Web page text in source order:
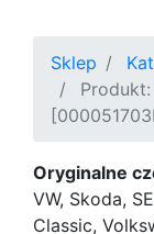
Sklep
Oryginalne
VW, Skoda,
Classic,